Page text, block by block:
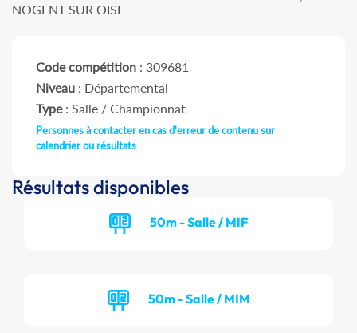
NOGENT SUR OISE
Code compétition : 309681
Niveau : Départemental
Type: Salle / Championnat
Personnes à contacter en cas d'erreur de contenu sur
calendrier ou résultats
Résultats disponibles
50m - Salle / MIF
50m - Salle / MIM